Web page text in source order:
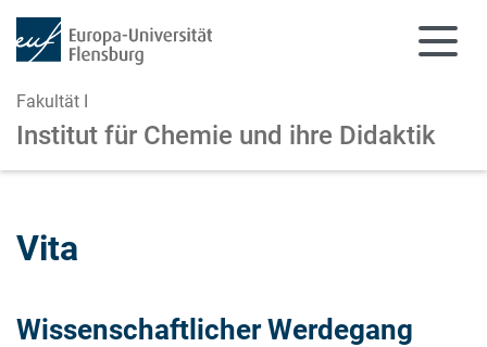
Fakultät I
Institut für Chemie und ihre Didaktik
Vita
Wissenschaftlicher Werdegang